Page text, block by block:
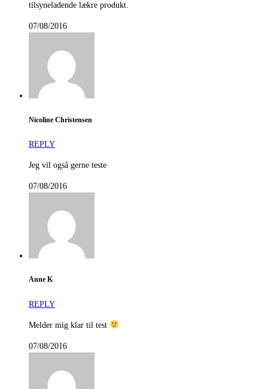
tilsyneladende lækre produkt.
07/08/2016
Nicoline Christensen
REPLY
Jeg vil også gerne teste
07/08/2016
Anne K
REPLY
Melder mig klar til test
07/08/2016